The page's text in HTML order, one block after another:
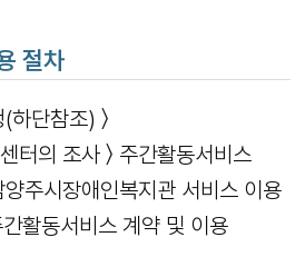
절차
단참조) 〉
터의 조사 〉 주간활동서비스
양주시장애인복지관 서비스 이용
활동서비스 계약 및 이용